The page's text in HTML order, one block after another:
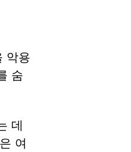
악용
숨
데
여